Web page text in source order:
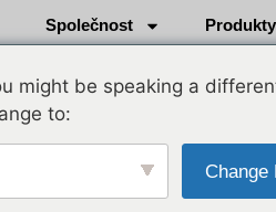
Společnost Produkty
might be speaking a
to:
Change